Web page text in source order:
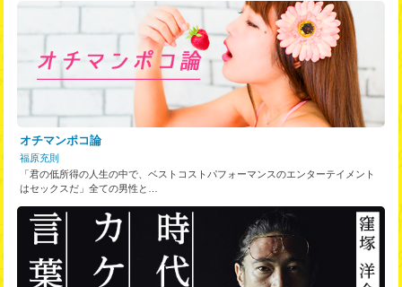
オチマンポコ論
福原充則
「君の低所得の人生の中で、ベストコストパフォーマンスのエンターテイメント
はセックスだ」全ての男性と…